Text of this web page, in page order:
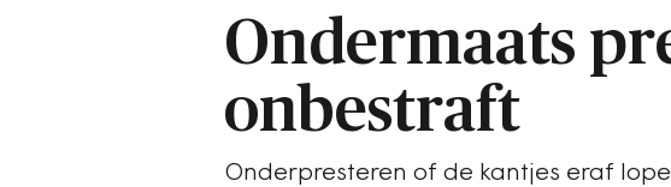
Ondermaats
onbestraft
Onderpresteren of de kantjes eraf